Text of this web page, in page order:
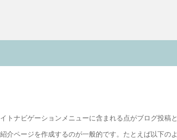
トナビゲーションメニューに含まれる点がブログ投稿と
介ページを作成するのが一般的です。たとえば以下のよ